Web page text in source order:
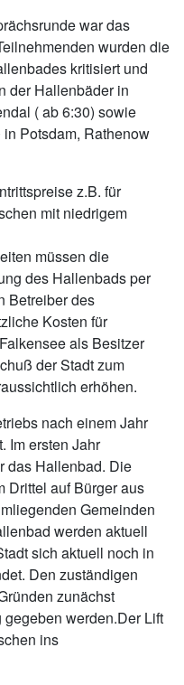
war das
wurden die
kritisiert und
der Hallenbäder in
( ab 6:30) sowie
Potsdam, Rathenow
z.B. für
mit niedrigem
müssen die
des Hallenbads per
Betreiber des
Kosten für
als Besitzer
der Stadt zum
erhöhen.
nach einem Jahr
Im ersten Jahr
das Hallenbad. Die
Drittel auf Bürger aus
Gemeinden
werden aktuell
sich aktuell noch in
Den zuständigen
zunächst
werden.Der Lift
ins